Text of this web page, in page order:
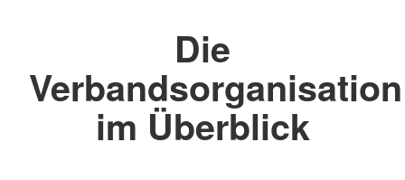
Die
Verbandsorganisation
im Überblick